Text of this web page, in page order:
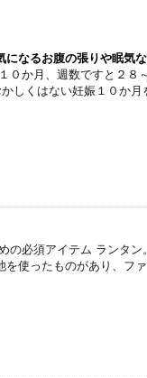
なるお腹の張りや眠気
０か月、週数ですと２８
しくはない妊娠１０か月
の必須アイテム ランタ
使ったものがあり、フ